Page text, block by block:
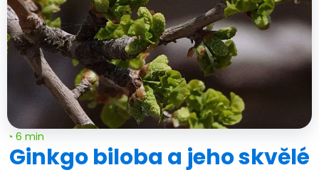
◔ 6 min
Ginkgo biloba a jeho skvělé